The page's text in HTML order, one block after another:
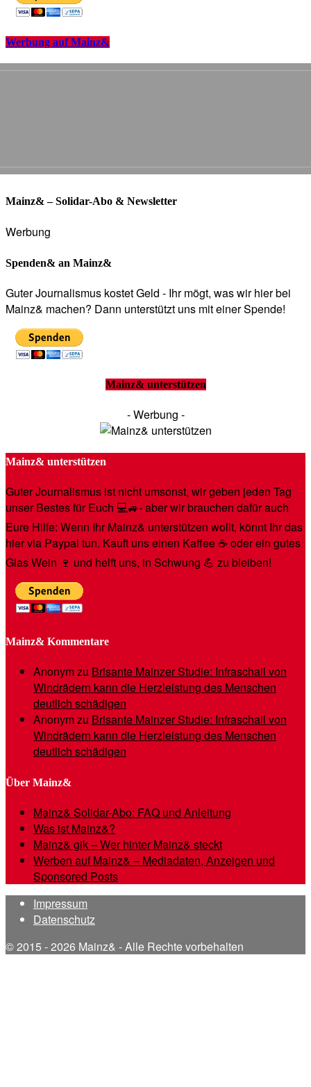
Werbung auf Mainz&
Mainz& – Solidar-Abo & Newsletter
Werbung
Spenden& an Mainz&
Guter Journalismus kostet Geld - Ihr mögt, was wir hier bei
Mainz& machen? Dann unterstützt uns mit einer Spende!
Mainz& unterstützen
- Werbung -
Mainz& unterstützen
Guter Journalismus ist nicht umsonst, wir geben jeden Tag
unser Bestes für Euch 💻🚙- aber wir brauchen dafür auch
Eure Hilfe: Wenn Ihr Mainz& unterstützen wollt, könnt Ihr das
hier via Paypal tun. Kauft uns einen Kaffee ☕️ oder ein gutes
Glas Wein 🍷 und helft uns, in Schwung 💪 zu bleiben!
Mainz& Kommentare
Anonymzu Brisante Mainzer Studie: Infraschall von
Windrädern kann die Herzleistung des Menschen
deutlich schädigen
Anonymzu Brisante Mainzer Studie: Infraschall von
Windrädern kann die Herzleistung des Menschen
deutlich schädigen
Über Mainz&
Mainz& Solidar-Abo: FAQ und Anleitung
Was ist Mainz&?
Mainz& gik – Wer hinter Mainz& steckt
Werben auf Mainz& – Mediadaten, Anzeigen und
Sponsored Posts
Impressum
Datenschutz
© 2015 - 2026 Mainz& - Alle Rechte vorbehalten